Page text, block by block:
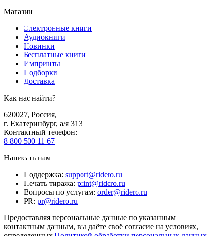
Магазин
Электронные книги
Аудиокниги
Новинки
Бесплатные книги
Импринты
Подборки
Доставка
Как нас найти?
620027, Россия,
г. Екатеринбург, а/я 313
Контактный телефон:
8 800 500 11 67
Написать нам
Поддержка: support@ridero.ru
Печать тиража: print@ridero.ru
Вопросы по услугам: order@ridero.ru
PR: pr@ridero.ru
Предоставляя персональные данные по указанным
контактным данным, вы даёте своё согласие на условиях,